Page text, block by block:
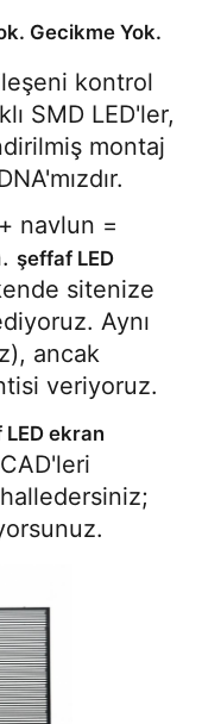
Gecikme Yok.
kontrol
SMD LED'ler,
montaj
navlun =
şeffaf LED
sitenize
Aynı
ancak
veriyoruz.
ekran